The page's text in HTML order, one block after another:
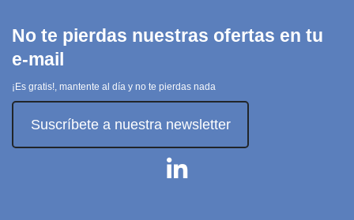
No te pierdas nuestras ofertas en tu
e-mail
¡Es gratis!, mantente al día y no te pierdas nada
Suscríbete a nuestra newsletter